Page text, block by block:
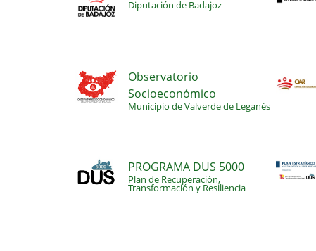
Diputación de Badajoz
Observatorio
Socioeconómico
Municipio de Valverde de Leganés
PROGRAMA DUS 5000
Plan de Recuperación,
Transformación y Resiliencia